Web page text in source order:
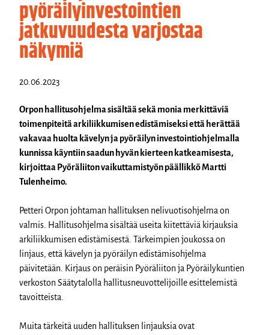
pyöräilyinvestointien
jatkuvuudesta varjostaa
näkymiä
20.06.2023
Orpon hallitusohjelma sisältää sekä monia merkittäviä
toimenpiteitä arkiliikkumisen edistämiseksi että herättää
vakavaa huolta kävelyn ja pyöräilyn investointiohjelmalla
kunnissa käyntiin saadun hyvän kierteen katkeamisesta,
kirjoittaa Pyöräliiton vaikuttamistyön päällikkö Martti
Tulenheimo.
Petteri Orpon johtaman hallituksen nelivuotisohjelma on
valmis. Hallitusohjelma sisältää useita kiitettäviä kirjauksia
arkiliikkumisen edistämisestä. Tärkeimpien joukossa on
linjaus, että kävelyn ja pyöräilyn edistämisohjelma
päivitetään. Kirjaus on peräisin Pyöräliiton ja Pyöräilykuntien
verkoston Säätytalolla hallitusneuvottelijoille esittelemistä
tavoitteista.
Muita tärkeitä uuden hallituksen linjauksia ovat